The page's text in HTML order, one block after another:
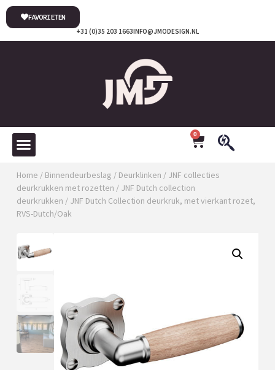
INFO@JMODESIGN.NL
+31 (0)35 203 1663
FAVORIETEN
0
Home / Binnendeurbeslag / Deurklinken / JNF collecties
deurkrukken met rozetten / JNF Dutch collection
deurkrukken / JNF Dutch Collection deurkruk, met vierkant rozet,
RVS-Dutch/Oak